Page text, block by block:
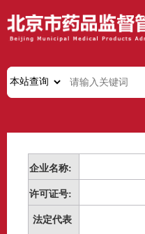
企业名称:
许可证号:
法定代表